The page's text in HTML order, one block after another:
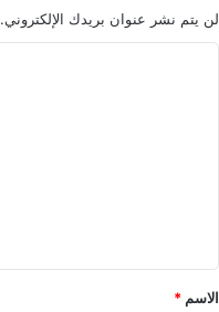
ي
س
لن يتم نشر عنوان بريدك الإلكتروني.
*
الاسم *